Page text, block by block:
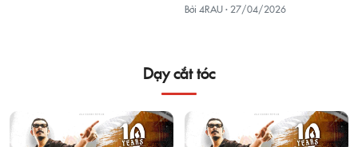
Bởi 4RAU · 27/04/2026
Dạy cắt tóc